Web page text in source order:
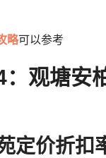
略可以参考
：观塘安
定价折扣